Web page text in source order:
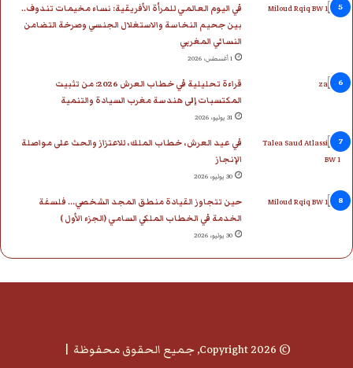
في اليوم العالمي للمرأة الأفريقية: نساء مخيمات تندوف..
بين جحيم النخاسة والاستغلال الجنسي وصرخة التضامن
النسائي المغربي
1 أغسطس، 2026
قراءة تحليلية في خطاب العرش 2026: من تثبيت
المكتسبات إلى هندسة مغرب السيادة والتنمية
31 يوليو، 2026
في عيد العرش، خطاب الملك، للاعتزاز والحث على مواصلة
الإنجاز
30 يوليو، 2026
حين تتجاوز القيادة منطق المجد الشخصي… فلسفة
الخدمة في الخطاب الملكي السامي (الجزء الأول )
30 يوليو، 2026
© Copyright 2026, جميع الحقوق محفوظة |